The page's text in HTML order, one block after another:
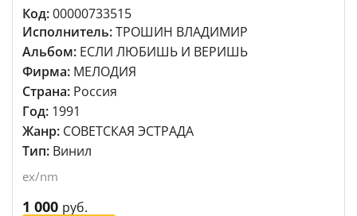
Код:00000733515
Исполнитель:ТРОШИН ВЛАДИМИР
Альбом: ЕСЛИ ЛЮБИШЬ И ВЕРИШЬ
Фирма: МЕЛОДИЯ
Страна: Россия
Год: 1991
Жанр: СОВЕТСКАЯ ЭСТРАДА
Тип: Винил
ex/nm
1 000 руб.